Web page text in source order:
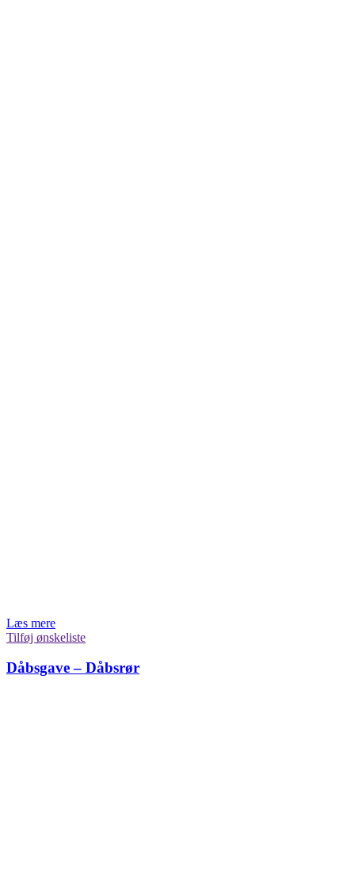
Læs mere
Tilføj ønskeliste
Dåbsgave – Dåbsrør